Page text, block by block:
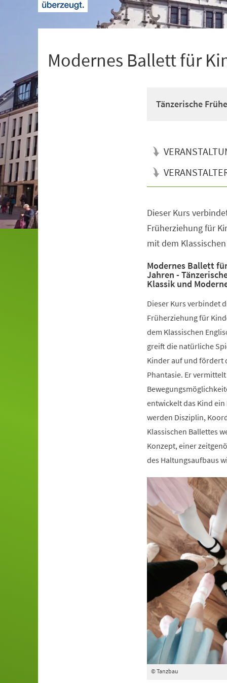
Modernes Ballett für
Tänzerische
Dieser Kurs
Früherziehung für
mit dem
Modernes Ballett
Jahren -
Klassik und
Dieser Kurs verbindet
Früherziehung für
dem Klassischen
greift die natürliche
Kinder auf und fördert
Phantasie. Er
entwickelt das Kind
werden Disziplin,
Klassischen Ballettes
Konzept, einer
des Haltungsaufbaus
© Tanzbau